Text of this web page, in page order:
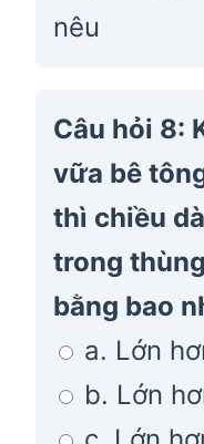
nêu
Câu hỏi 8:
vữa bê
thì chiều
trong
bằng bao
a. Lớn
b. Lớn